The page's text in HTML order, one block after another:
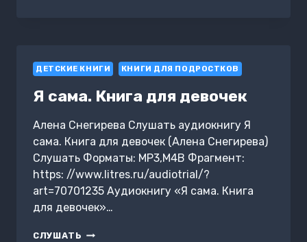
ДЕТСКИЕ КНИГИ КНИГИ ДЛЯ ПОДРОСТКОВ
Я сама. Книга для девочек
Алена Снегирева Слушать аудиокнигу Я
сама. Книга для девочек (Алена Снегирева)
Слушать Форматы: MP3,M4B Фрагмент:
https: //www.litres.ru/audiotrial/?
art=70701235 Аудиокнигу «Я сама. Книга
для девочек»…
СЛУШАТЬ Я